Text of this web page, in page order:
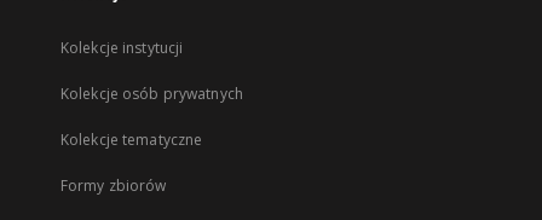
Kolekcje instytucji
Kolekcje osób prywatnych
Kolekcje tematyczne
Formy zbiorów